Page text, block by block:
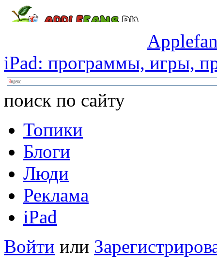
iPad: программы, игры,
поиск по сайту
Топики
Блоги
Люди
Реклама
iPad
Войти или